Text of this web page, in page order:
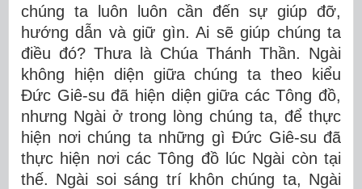
chúng ta luôn luôn cần đến sự giúp đỡ,
hướng dẫn và giữ gìn. Ai sẽ giúp chúng ta
điều đó? Thưa là Chúa Thánh Thần. Ngài
không hiện diện giữa chúng ta theo kiểu
Đức Giê-su đã hiện diện giữa các Tông đồ,
nhưng Ngài ở trong lòng chúng ta, để thực
hiện nơi chúng ta những gì Đức Giê-su đã
thực hiện nơi các Tông đồ lúc Ngài còn tại
thế. Ngài soi sáng trí khôn chúng ta, Ngài